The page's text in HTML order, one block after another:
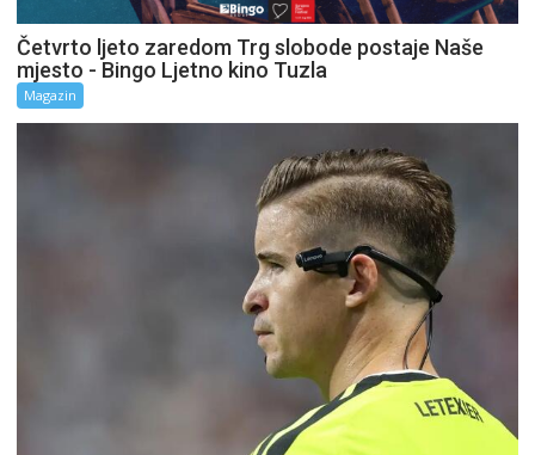
Četvrto ljeto zaredom Trg slobode postaje Naše
mjesto - Bingo Ljetno kino Tuzla
Magazin